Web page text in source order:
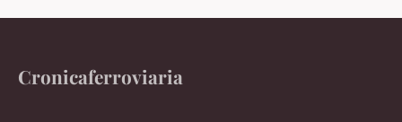
Cronicaferroviaria